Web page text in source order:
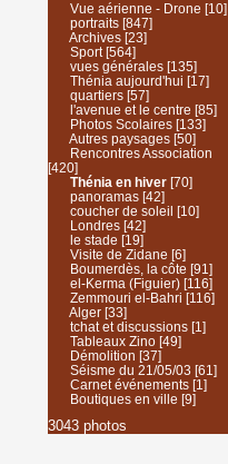
Vue aérienne - Drone [10]
portraits[847]
Archives [23]
Sport[564]
vues générales[135]
Thénia aujourd'hui [17]
quartiers[57]
l'avenue et le centre [85]
Photos Scolaires[133]
Autres paysages[50]
Rencontres Association
[420]
Thénia en hiver[70]
panoramas[42]
coucher de soleil [10]
Londres[42]
le stade [19]
Visite de Zidane [6]
Boumerdès, la côte [91]
el-Kerma (Figuier)[116]
Zemmouri el-Bahri [116]
Alger[33]
tchat et discussions[1]
Tableaux Zino[49]
Démolition [37]
Séisme du 21/05/03 [61]
Carnet événements[1]
Boutiques en ville [9]
3043 photos